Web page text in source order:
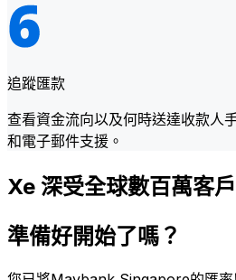
追蹤匯款
查看資金流向以及何時送達收款人
和電子郵件支援。
Xe 深受全球數百萬客
準備好開始了嗎？